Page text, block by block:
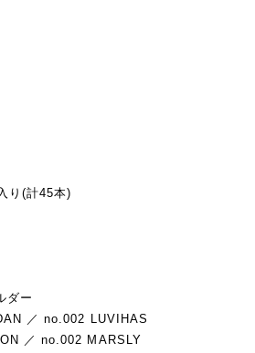
(計45本)
ダー
／ no.002 LUVIHAS
／ no.002 MARSLY